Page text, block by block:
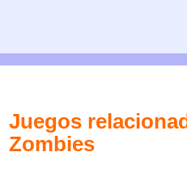
Juegos
Zombies